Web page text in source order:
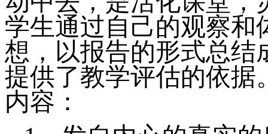
学生通过自己的观察和
想，以报告的形式总结
提供了教学评估的依据
内容：